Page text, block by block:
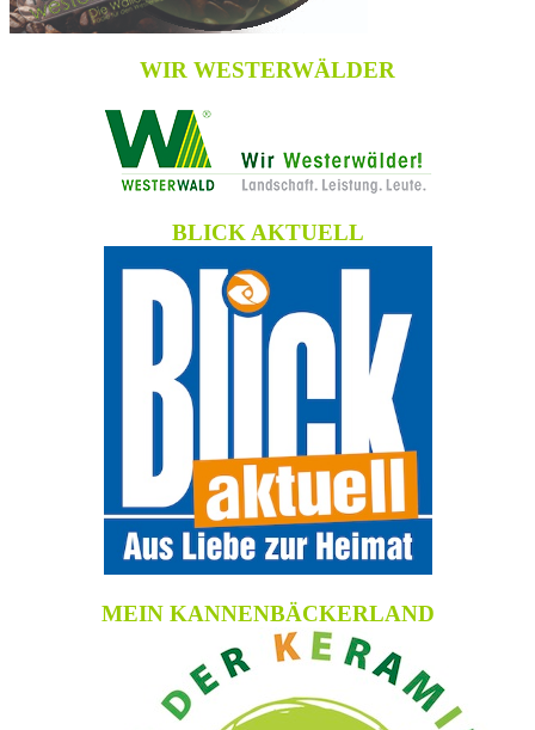
WIR WESTERWÄLDER
BLICK AKTUELL
MEIN KANNENBÄCKERLAND